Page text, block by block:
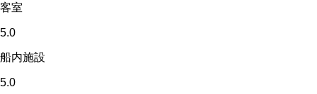
客室
5.0
船内施設
5.0